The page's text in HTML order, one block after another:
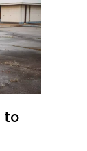
to